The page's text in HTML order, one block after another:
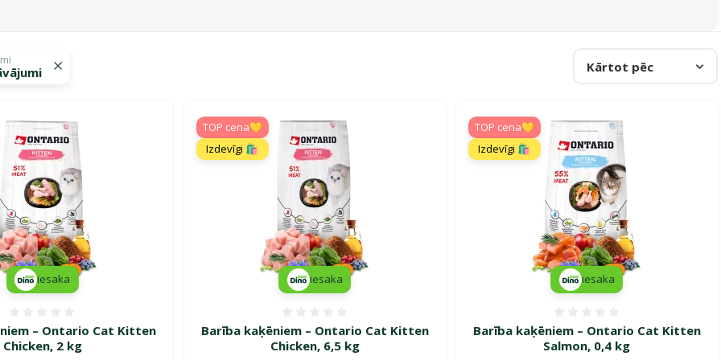
Kārtot pēc
– Ontario Cat Kitten
Chicken, 2 kg
iesaka
Barība kaķēniem – Ontario Cat Kitten
Chicken, 6,5 kg
TOP cena💛
Izdevīgi 🛍️
iesaka
Barība kaķēniem – Ontario Cat Kitten
Salmon, 0,4 kg
TOP cena💛
Izdevīgi 🛍️
iesaka